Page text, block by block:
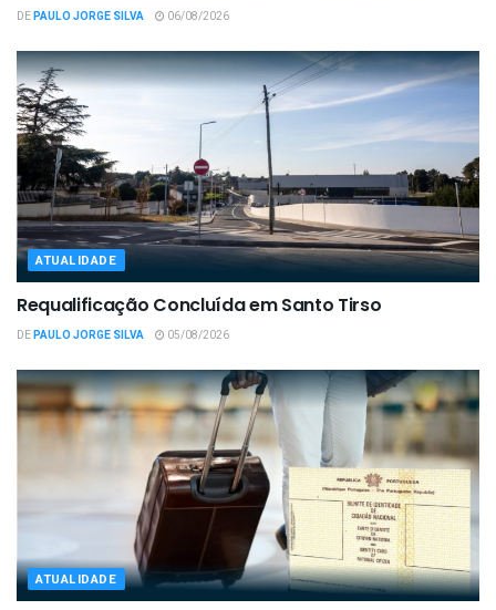
DEPAULO JORGE SILVA 06/08/2026
ATUALIDADE
Requalificação Concluída em Santo Tirso
DEPAULO JORGE SILVA 05/08/2026
ATUALIDADE